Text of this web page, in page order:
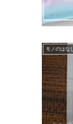
モノのはなし